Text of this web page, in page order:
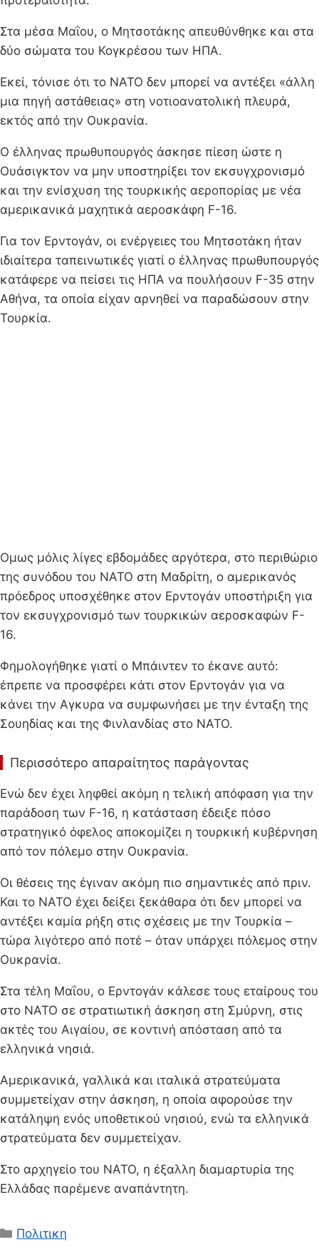
Στα μέσα Μαΐου, ο Μητσοτάκης απευθύνθηκε και στα
δύο σώματα του Κογκρέσου των ΗΠΑ.
Εκεί, τόνισε ότι το ΝΑΤΟ δεν μπορεί να αντέξει «άλλη
μια πηγή αστάθειας» στη νοτιοανατολική πλευρά,
εκτός από την Ουκρανία.
Ο έλληνας πρωθυπουργός άσκησε πίεση ώστε η
Ουάσιγκτον να μην υποστηρίξει τον εκσυγχρονισμό
και την ενίσχυση της τουρκικής αεροπορίας με νέα
αμερικανικά μαχητικά αεροσκάφη F-16.
Για τον Ερντογάν, οι ενέργειες του Μητσοτάκη ήταν
ιδιαίτερα ταπεινωτικές γιατί ο έλληνας πρωθυπουργός
κατάφερε να πείσει τις ΗΠΑ να πουλήσουν F-35 στην
Αθήνα, τα οποία είχαν αρνηθεί να παραδώσουν στην
Τουρκία.
Ομως μόλις λίγες εβδομάδες αργότερα, στο περιθώριο
της συνόδου του ΝΑΤΟ στη Μαδρίτη, ο αμερικανός
πρόεδρος υποσχέθηκε στον Ερντογάν υποστήριξη για
τον εκσυγχρονισμό των τουρκικών αεροσκαφών F-
16.
Φημολογήθηκε γιατί ο Μπάιντεν το έκανε αυτό:
έπρεπε να προσφέρει κάτι στον Ερντογάν για να
κάνει την Αγκυρα να συμφωνήσει με την ένταξη της
Σουηδίας και της Φινλανδίας στο ΝΑΤΟ.
Περισσότερο απαραίτητος παράγοντας
Ενώ δεν έχει ληφθεί ακόμη η τελική απόφαση για την
παράδοση των F-16, η κατάσταση έδειξε πόσο
στρατηγικό όφελος αποκομίζει η τουρκική κυβέρνηση
από τον πόλεμο στην Ουκρανία.
Οι θέσεις της έγιναν ακόμη πιο σημαντικές από πριν.
Και το ΝΑΤΟ έχει δείξει ξεκάθαρα ότι δεν μπορεί να
αντέξει καμία ρήξη στις σχέσεις με την Τουρκία –
τώρα λιγότερο από ποτέ – όταν υπάρχει πόλεμος στην
Ουκρανία.
Στα τέλη Μαΐου, ο Ερντογάν κάλεσε τους εταίρους του
στο ΝΑΤΟ σε στρατιωτική άσκηση στη Σμύρνη, στις
ακτές του Αιγαίου, σε κοντινή απόσταση από τα
ελληνικά νησιά.
Αμερικανικά, γαλλικά και ιταλικά στρατεύματα
συμμετείχαν στην άσκηση, η οποία αφορούσε την
κατάληψη ενός υποθετικού νησιού, ενώ τα ελληνικά
στρατεύματα δεν συμμετείχαν.
Στο αρχηγείο του ΝΑΤΟ, η έξαλλη διαμαρτυρία της
Ελλάδας παρέμενε αναπάντητη.
Κατηγορίες
Πολιτικη